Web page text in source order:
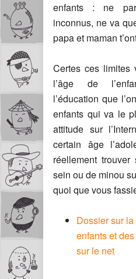
enfants : ne
inconnus, ne va
papa et maman
Certes ces limites
l’âge de
l’éducation que
enfants qui va le
attitude sur
certain âge
réellement
sein ou de minou
quoi que vous
Dossier sur
enfants et
sur le net